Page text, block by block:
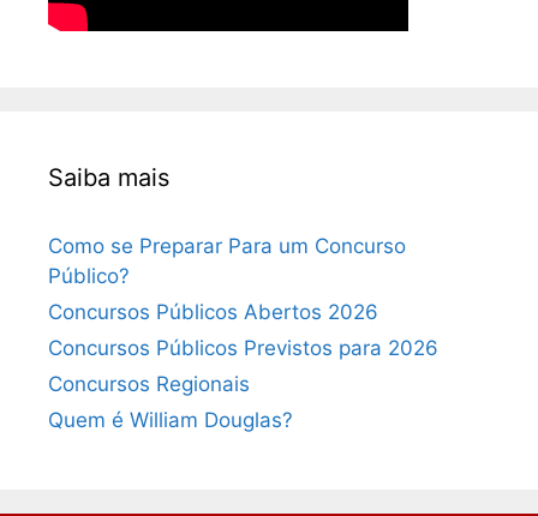
Saiba mais
Como se Preparar Para um Concurso
Público?
Concursos Públicos Abertos 2026
Concursos Públicos Previstos para 2026
Concursos Regionais
Quem é William Douglas?